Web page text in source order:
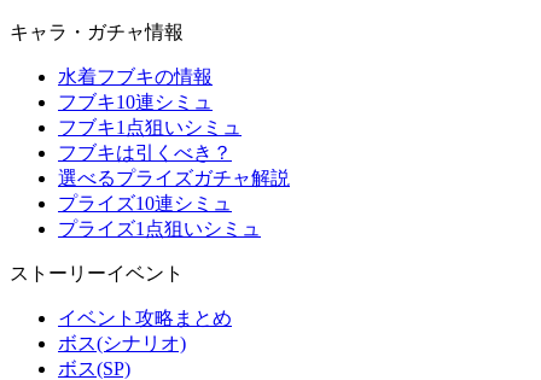
キャラ・ガチャ情報
水着フブキの情報
フブキ10連シミュ
フブキ1点狙いシミュ
フブキは引くべき？
選べるプライズガチャ解説
プライズ10連シミュ
プライズ1点狙いシミュ
ストーリーイベント
イベント攻略まとめ
ボス(シナリオ)
ボス(SP)